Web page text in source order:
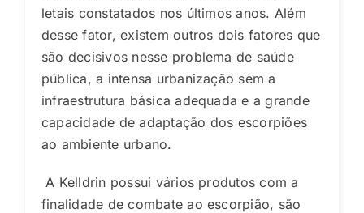
letais constatados nos últimos anos. Além
desse fator, existem outros dois fatores que
são decisivos nesse problema de saúde
pública, a intensa urbanização sem a
infraestrutura básica adequada e a grande
capacidade de adaptação dos escorpiões
ao ambiente urbano.
A Kelldrin possui vários produtos com a
finalidade de combate ao escorpião, são